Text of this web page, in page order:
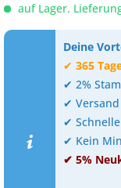
auf Lager.
Deine
✔ 365
✔ 2%
✔
✔
✔ Kein
✔ 5%